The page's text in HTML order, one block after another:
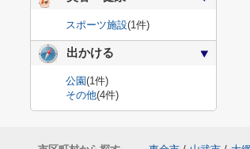
スポーツ施設(1件)
出かける
公園(1件)
その他(4件)